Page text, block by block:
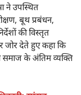
ने उपस्थित
बूथ प्रबंधन,
की विस्तृत
जोर देते हुए कहा कि
के अंतिम व्यक्ति